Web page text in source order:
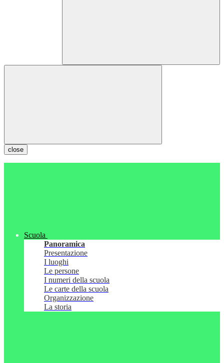
close
Scuola
Panoramica
Presentazione
I luoghi
Le persone
I numeri della scuola
Le carte della scuola
Organizzazione
La storia